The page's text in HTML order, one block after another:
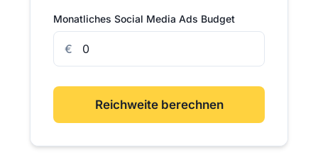
Monatliches Social Media Ads Budget
Reichweite berechnen